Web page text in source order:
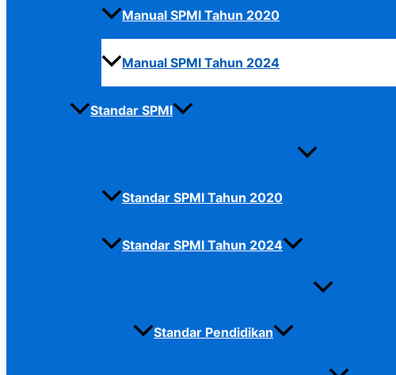
Manual SPMI Tahun 2020
Manual SPMI Tahun 2024
Standar SPMI
Standar SPMI Tahun 2020
Standar SPMI Tahun 2024
Standar Pendidikan